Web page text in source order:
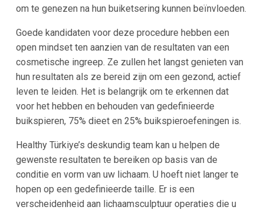
om te genezen na hun buiketsering kunnen beïnvloeden.
Goede kandidaten voor deze procedure hebben een
open mindset ten aanzien van de resultaten van een
cosmetische ingreep. Ze zullen het langst genieten van
hun resultaten als ze bereid zijn om een gezond, actief
leven te leiden. Het is belangrijk om te erkennen dat
voor het hebben en behouden van gedefinieerde
buikspieren, 75% dieet en 25% buikspieroefeningen is.
Healthy Türkiye’s deskundig team kan u helpen de
gewenste resultaten te bereiken op basis van de
conditie en vorm van uw lichaam. U hoeft niet langer te
hopen op een gedefinieerde taille. Er is een
verscheidenheid aan lichaamsculptuur operaties die u